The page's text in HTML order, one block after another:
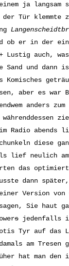
ja langsam
Tür klemmte
ob er in der
auch,
und dann
aber es
anders zum
Radio abends
diese
neulich am
das
dann
Version
Sie haut
s jedenfalls
Tyr auf das
am
hat man den